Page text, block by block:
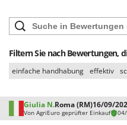
Filtern Sie nach Bewertungen,
einfache handhabung effektiv
Giulia N.Roma (RM)16/09/
Von AgriEuro geprüfter Einkauf